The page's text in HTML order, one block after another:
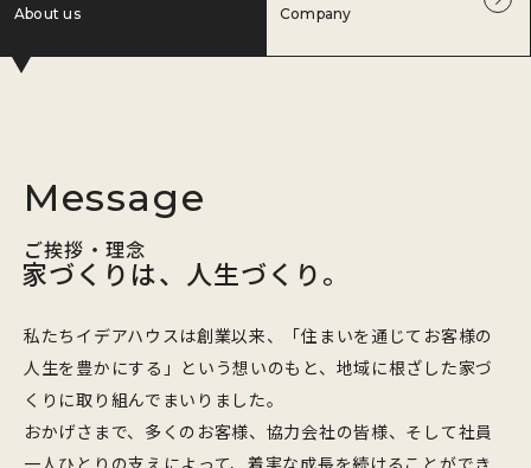
About us Company
Message
ご挨拶・理念
家づくりは、人生づくり。
私たちイデアハウスは創業以来、「住まいを通じてお客様の
人生を豊かにする」という想いのもと、地域に根ざした家づ
くりに取り組んでまいりました。
おかげさまで、多くのお客様、協力会社の皆様、そして社員
一人ひとりの支えによって、着実な成長を続けることができ